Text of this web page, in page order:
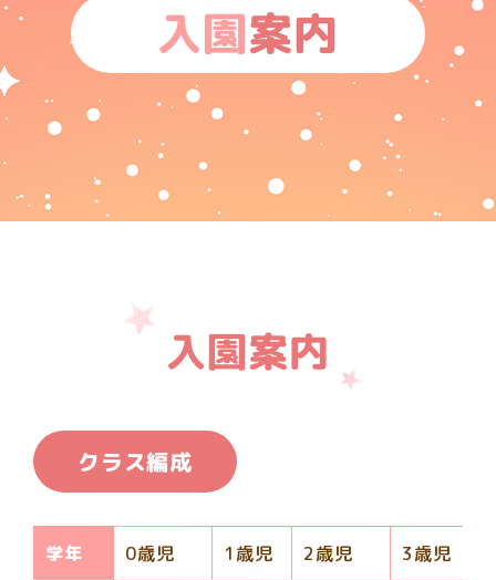
入園案内
入園案内
クラス編成
学年 0歳児 1歳児 2歳児 3歳児